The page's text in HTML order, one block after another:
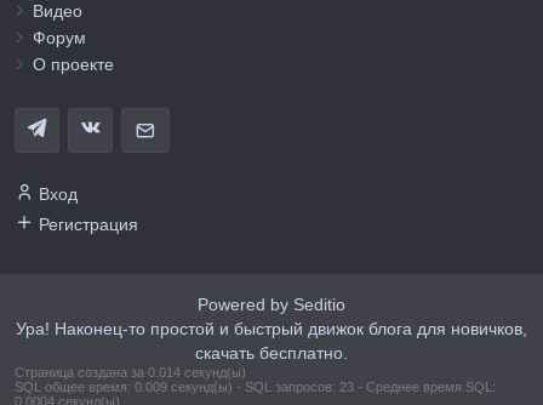
Видео
Форум
О проекте
Вход
Регистрация
Powered by Seditio
Ура! Наконец-то простой и быстрый движок блога для новичков,
скачать бесплатно.
Страница создана за 0.014 секунд(ы)
SQL общее время: 0.009 секунд(ы) - SQL запросов: 23 - Среднее время SQL:
0.0004 секунд(ы)